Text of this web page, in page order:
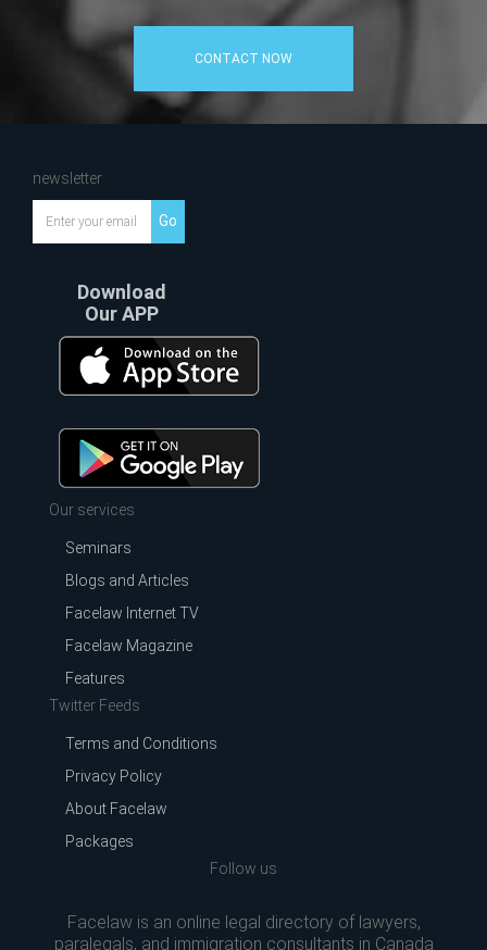
CONTACT NOW
newsletter
Go
Download
Our APP
Our services
Seminars
Blogs and Articles
Facelaw Internet TV
Facelaw Magazine
Features
Twitter Feeds
Terms and Conditions
Privacy Policy
About Facelaw
Packages
Follow us
Facelaw is an online legal directory of lawyers,
paralegals, and immigration consultants in Canada